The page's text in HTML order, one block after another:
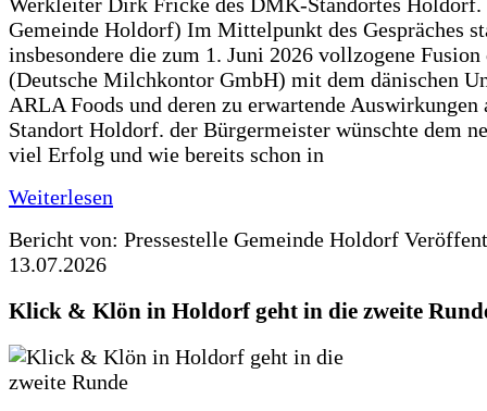
Gemeinde Holdorf) Im Mittelpunkt des Gespräches
insbesondere die zum 1. Juni 2026 vollzogene
(Deutsche Milchkontor GmbH) mit dem dänischen
ARLA Foods und deren zu erwartende Auswirkungen
Standort Holdorf. der Bürgermeister wünschte dem
viel Erfolg und wie bereits schon in
Weiterlesen
Bericht von: Pressestelle Gemeinde Holdorf
13.07.2026
Klick & Klön in Holdorf geht in die zweite